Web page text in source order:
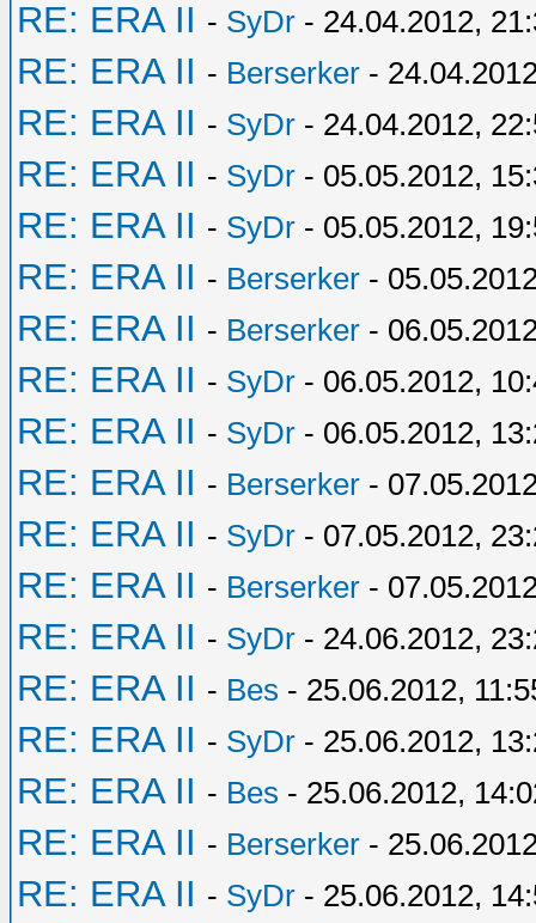
RE: ERA II - SyDr - 24.04.2012,
RE: ERA II - Berserker -
RE: ERA II - SyDr - 24.04.2012,
RE: ERA II - SyDr - 05.05.2012,
RE: ERA II - SyDr - 05.05.2012,
RE: ERA II - Berserker -
RE: ERA II - Berserker -
RE: ERA II - SyDr - 06.05.2012,
RE: ERA II - SyDr - 06.05.2012,
RE: ERA II - Berserker -
RE: ERA II - SyDr - 07.05.2012,
RE: ERA II - Berserker -
RE: ERA II - SyDr - 24.06.2012,
RE: ERA II - Bes - 25.06.2012,
RE: ERA II - SyDr - 25.06.2012,
RE: ERA II - Bes - 25.06.2012,
RE: ERA II - Berserker -
RE: ERA II - SyDr - 25.06.2012,